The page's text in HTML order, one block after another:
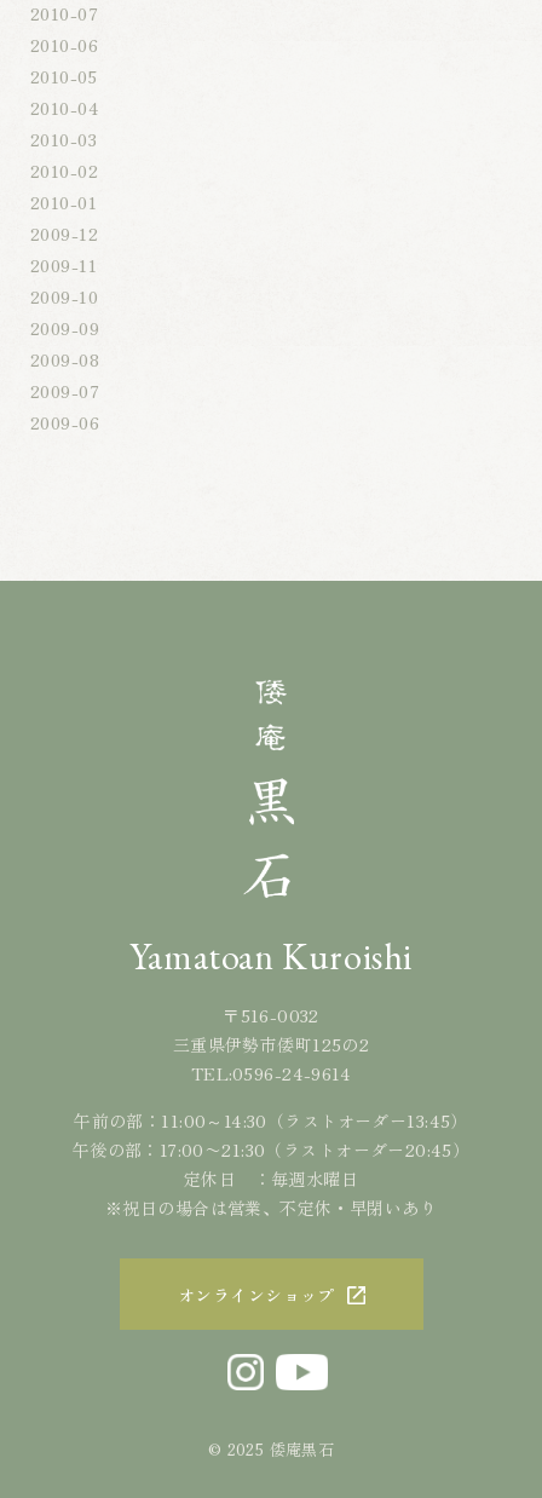
2010-07
2010-06
2010-05
2010-04
2010-03
2010-02
2010-01
2009-12
2009-11
2009-10
2009-09
2009-08
2009-07
2009-06
Yamatoan Kuroishi
〒516-0032
三重県伊勢市倭町125の2
TEL:0596-24-9614
午前の部：11:00～14:30（ラストオーダー13:45）
午後の部：17:00〜21:30（ラストオーダー20:45）
定休日 ：毎週水曜日
※祝日の場合は営業、不定休・早閉いあり
オンラインショップ
© 2025 倭庵黒石